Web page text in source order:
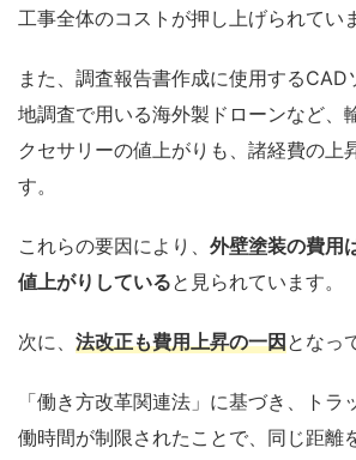
工事全体のコストが押し上げられてい
また、調査報告書作成に使用するCAD
地調査で用いる海外製ドローンなど、
クセサリーの値上がりも、諸経費の上
す。
これらの要因により、 外壁塗装の費用
値上がりしていると見られています。
次に、 法改正も費用上昇の一因となっ
「働き方改革関連法」に基づき、トラ
働時間が制限されたことで、同じ距離